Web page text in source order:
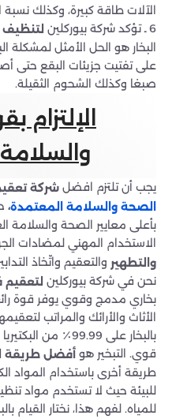
الآلات طاقة كبيرة، وكذلك
6 ـ تؤكد شركة بيوركلين
لتنظيف
البخار هو الحل الأمثل لمشكلة
على تفتيت جزيئات البقع حتى
صبغا وكذلك الشحوم الثقيلة.
الإلتزام
يجب أن تلتزم افضل شركة
الصحة والسلامة المعتمدة،
بأعلى معايير الصحة والسلامة
الاستخدام المهني لمضادات
والتطهير والتعقيم واتّخاذ
نحن في شركة بيوركلين
بخاري مدمج وقوي يوفر قوة
الأثاث والأرائك والمراتب
بالبخار على 99.99٪
قوي. التبخير هو أفضل طريقة
طريقة أخرى باستخدام المواد
للبيئة حيث لا تستخدم مواد
للمياه. لفهم هذا، نختار